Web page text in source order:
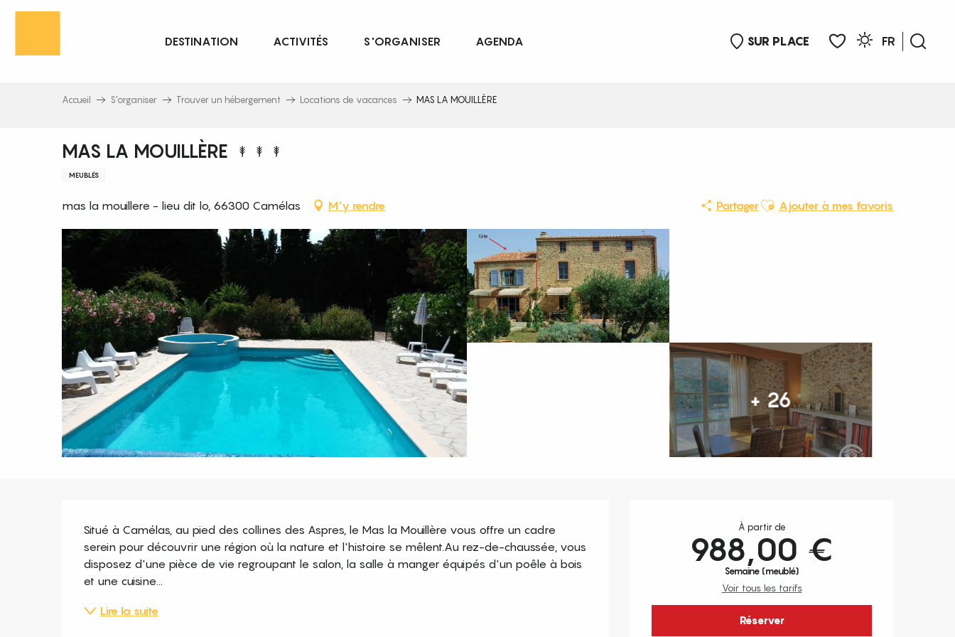
Aller
principal
SUR PLACE
FR
DESTINATION ACTIVITÉS S'ORGANISER AGENDA
Accueil S’organiser Trouver un hébergement Locations de vacances MAS LA MOUILLÈRE
MAS LA MOUILLÈRE
MEUBLÉS
mas la mouillere - lieu dit lo, 66300 Camélas M'y rendre PartagerAjouter aux favoris
Ajouter à mes favoris
+ 26
Ouverture et coordonnées
À partir de
988,00 €
Semaine (meublé)
Voir tous les tarifs
Réserver
Description
Situé à Camélas, au pied des collines des Aspres, le Mas la Mouillère vous offre un cadre
serein pour découvrir une région où la nature et l'histoire se mêlent.Au rez-de-chaussée, vous
disposez d'une pièce de vie regroupant le salon, la salle à manger équipés d'un poêle à bois
et une cuisine...
Lire la suite